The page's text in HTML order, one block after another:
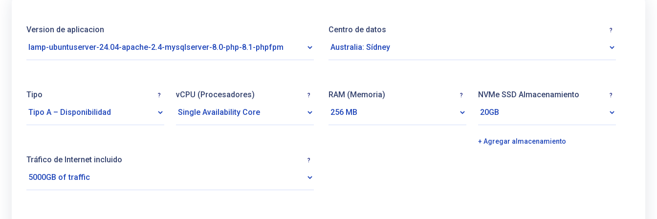
Version de aplicacion
Tipo ? vCPU (Procesadores) ?
Tráfico de Internet incluido ?
Centro de datos ?
RAM (Memoria) ? NVMe SSD Almacenamiento ?
+ Agregar almacenamiento